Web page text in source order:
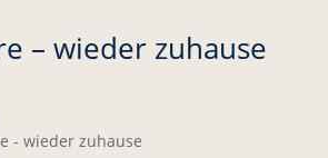
– wieder zuhause
- wieder zuhause